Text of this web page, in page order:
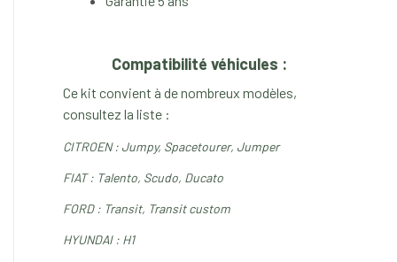
Compatibilité véhicules :
Ce kit convient à de nombreux modèles,
consultez la liste :
CITROEN : Jumpy, Spacetourer, Jumper
FIAT : Talento, Scudo, Ducato
FORD : Transit, Transit custom
HYUNDAI : H1